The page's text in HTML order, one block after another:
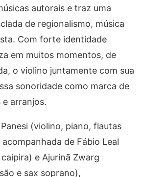
autorais e traz uma
de regionalismo, música
Com forte identidade
em muitos momentos, de
o violino juntamente com sua
sonoridade como marca de
e arranjos.
(violino, piano, flautas
de Fábio Leal
e Ajurinã Zwarg
e sax soprano),